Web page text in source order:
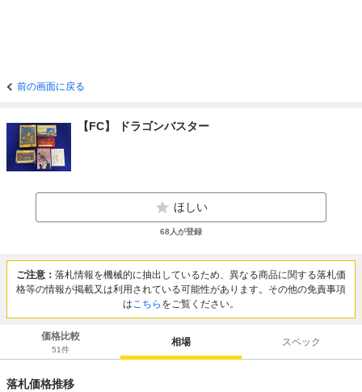
前の画面に戻る
【FC】 ドラゴンバスター
ほしい
68人が登録
ご注意： 落札情報を機械的に抽出しているため、異なる商品に関する落札価
格等の情報が掲載又は利用されている可能性があります。その他の免責事項
はこちら をご覧ください。
価格比較
51件
相場 スペック
落札価格推移